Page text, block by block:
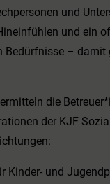
und
und ein
Bedürfnisse – damit
die
der KJF
Kinder- und